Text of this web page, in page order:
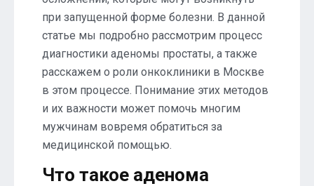
при запущенной форме болезни. В данной
статье мы подробно рассмотрим процесс
диагностики аденомы простаты, а также
расскажем о роли онкоклиники в Москве
в этом процессе. Понимание этих методов
и их важности может помочь многим
мужчинам вовремя обратиться за
медицинской помощью.
Что такое аденома